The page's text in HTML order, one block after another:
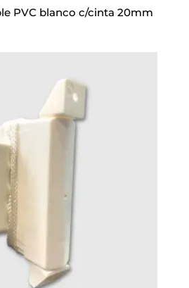
PVC blanco c/cinta 20mm